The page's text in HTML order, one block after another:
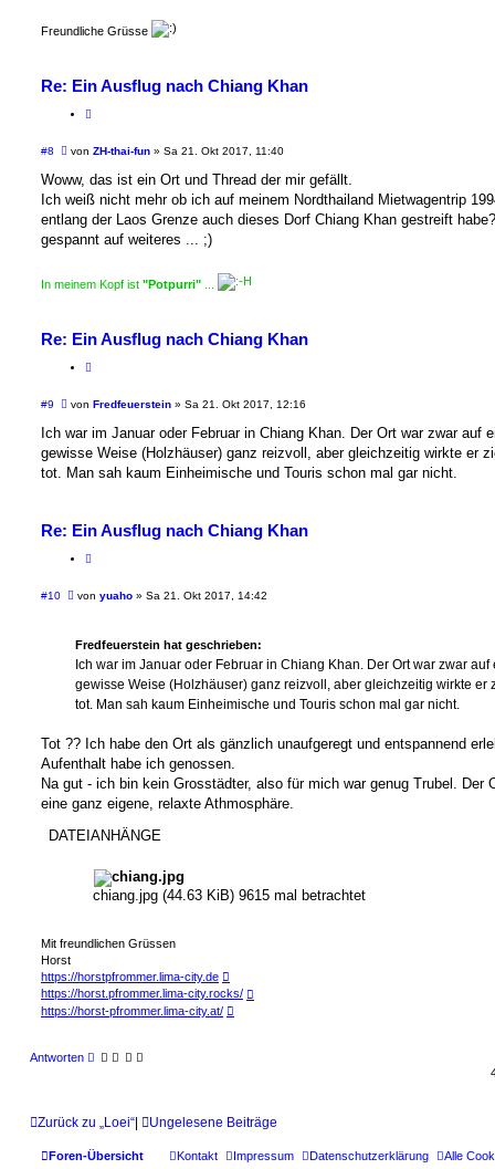
Freundliche Grüsse
Re: Ein Ausflug nach Chiang Khan
#8
B
i
r
a
von ZH-thai-fun » Sa 21. Okt 2017, 11:40
Woww, das ist ein Ort und Thread der mir gefällt.
Ich weiß nicht mehr ob ich auf meinem Nordthailand Mietwagentrip
entlang der Laos Grenze auch dieses Dorf Chiang Khan gestreift
gespannt auf weiteres ... ;)
In meinem Kopf ist "Potpurri"
Re: Ein Ausflug nach Chiang Khan
#9
B
i
r
a
von Fredfeuerstein » Sa 21. Okt 2017, 12:16
Ich war im Januar oder Februar in Chiang Khan. Der Ort war zwar auf
gewisse Weise (Holzhäuser) ganz reizvoll, aber gleichzeitig wirkte er
tot. Man sah kaum Einheimische und Touris schon mal gar nicht.
Re: Ein Ausflug nach Chiang Khan
#10
B
r
a
von yuaho » Sa 21. Okt 2017, 14:42
Fredfeuerstein hat geschrieben:
Ich war im Januar oder Februar in Chiang Khan. Der Ort war zwar auf
gewisse Weise (Holzhäuser) ganz reizvoll, aber gleichzeitig wirkte er
tot. Man sah kaum Einheimische und Touris schon mal gar nicht.
Tot ?? Ich habe den Ort als gänzlich unaufgeregt und entspannend
Aufenthalt habe ich genossen.
Na gut - ich bin kein Grosstädter, also für mich war genug Trubel. Der
eine ganz eigene, relaxte Athmosphäre.
DATEIANHÄNGE
chiang.jpg (44.63 KiB) 9615 mal betrachtet
Mit freundlichen Grüssen
Horst
https://horstpfrommer.lima-city.de
https://horst.pfrommer.lima-city.rocks/
https://horst-pfrommer.lima-city.at/
Antworten
Zurück zu „Loei“ Ungelesene Beiträge
Foren-Übersicht Alle
Datenschutzerklärung
Impressum
Kontakt